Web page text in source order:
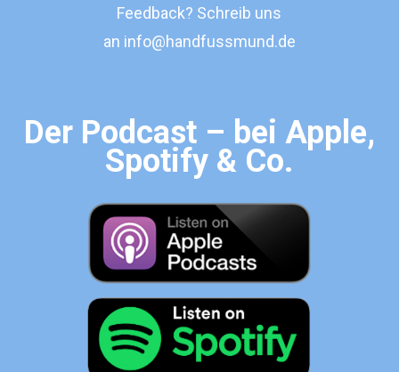
Feedback? Schreib uns
an info@handfussmund.de
Der Podcast – bei Apple,
Spotify & Co.